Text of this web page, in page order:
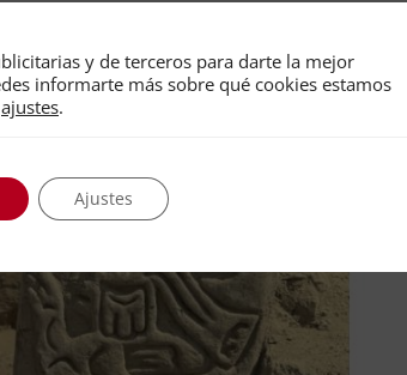
por Luis Muro Ynoñán, científico
Museo Field de Chicago
, se ha podido
en Sudamérica.
y de terceros para darte la mejor
informarte más sobre qué cookies estamos
ajustes.
Ajustes